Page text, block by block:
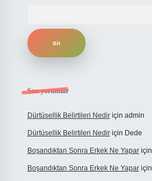
Son yorumlar
Dürtüsellik Belirtileri Nediriçin admin
Dürtüsellik Belirtileri Nediriçin Dede
Boşandıktan Sonra Erkek Ne Yapariçin
Boşandıktan Sonra Erkek Ne Yapariçin